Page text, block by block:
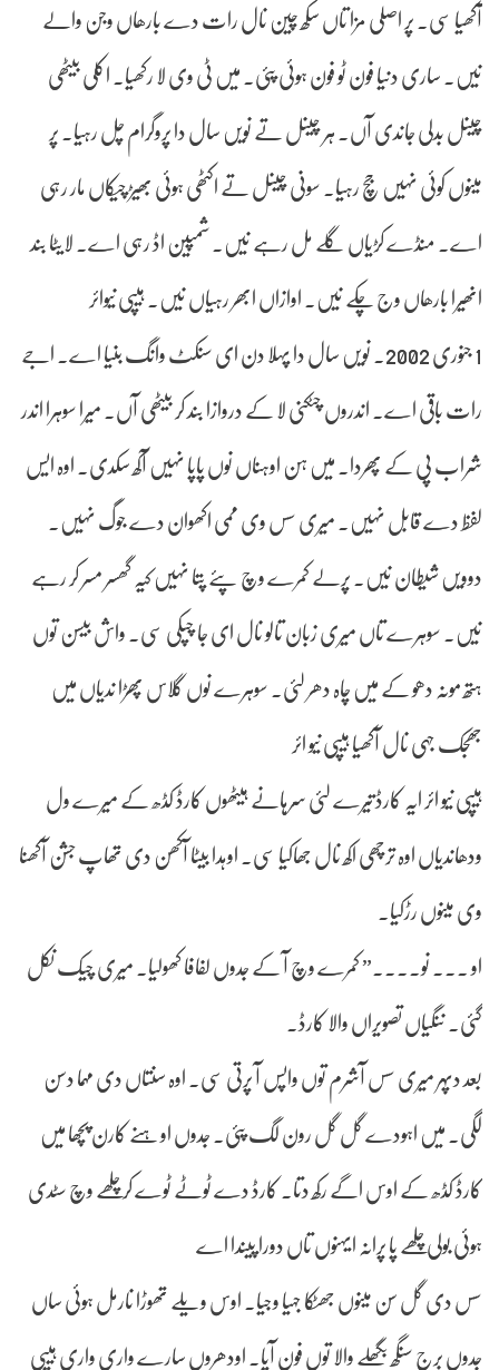
آکھیا سی۔ پر اصلی مزا تاں سکھ چین نال رات دے بارھاں وجن والے
نیں۔ ساری دنیا فون ٹو فون ہوئی پئی۔ میں ٹی وی لا رکھیا۔ اکلی بیٹھی
چینل بدلی جاندی آں۔ ہر چینل تے نویں سال دا پروگرام چل رہیا۔ پر
مینوں کوئی نہیں جچ رہیا۔ سونی چینل تے اکٹھی ہوئی بھیڑ چیکاں مار رہی
اے۔ منڈے کڑیاں گلے مل رہے نیں۔ شمپین اڈ رہی اے۔ لایٹا بند
انھیرا بارھاں وج چکے نیں۔ اوازاں ابھر رہیاں نیں۔ ہیپی نیوائر
1 جنوری 2002۔ نویں سال دا پہلا دن ای سنکٹ وانگ بنیا اے۔ اجے
رات باقی اے۔ اندروں چٹکنی لا کے دروازا بند کر بیٹھی آں۔ میرا سوہرا اندر
شراب پی کے پھردا۔ میں ہن اوہناں نوں پاپا نہیں آکھ سکدی۔ اوہ ایس
لفظ دے قابل نہیں۔ میری سس وی ممی اکھوان دے جوگ نہیں۔
دوویں شیطان نیں۔ پرلے کمرے وچ پئے پتا نہیں کیہ گھسر مسر کر رہے
نیں۔ سوہرے تاں میری زبان تالو نال ای جا چپکی سی۔ واش بیسن توں
ہتھ مونہ دھو کے میں چاہ دھر لئی۔ سوہرے نوں گلاس پھڑا ندیاں میں
جھجک جہی نال آکھیا ہیپی نیو ائر
ہیپی نیو ائر ایہ کارڈ تیرے لئی سرہانے ہیٹھوں کارڈ کڈھ کے میرے ول
ودھاندیاں اوہ ترچھی اکھ نال جھاکیا سی۔ اوہدا بیٹا آکھن دی تھاپ جشن آکھنا
وی مینوں رڑکیا۔
او ۔۔۔ نو۔۔۔۔” کمرے وچ آ کے جدوں لفافا کھولیا۔ میری چیک نکل
گئی۔ ننگیاں تصویراں والا کارڈ۔
بعد دپہر میری سس آشرم توں واپس آ پرتی سی۔ اوہ سنتاں دی مہما دسن
لگی۔ میں اہودے گل گل رون لگ پئی۔ جدوں اوہنے کارن پچھا میں
کارڈ کڈھ کے اوس اگے رکھ دتا۔ کارڈ دے ٹوٹے ٹوے کر چلھے وچ سٹدی
ہوئی بولی چلھے پا پرانہ ایہنوں تاں دورا پیندا اے
سس دی گل سن مینوں جھٹکا جہیا وجیا۔ اوس ویلے تھوڑا نارمل ہوئی ساں
جدوں برج سنگھ بگھلے والا توں فون آیا۔ اودھروں سارے واری واری ہیپی